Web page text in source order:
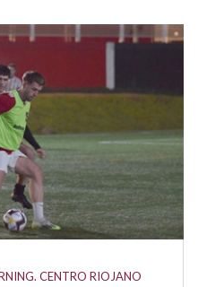
CENTRO RIOJANO